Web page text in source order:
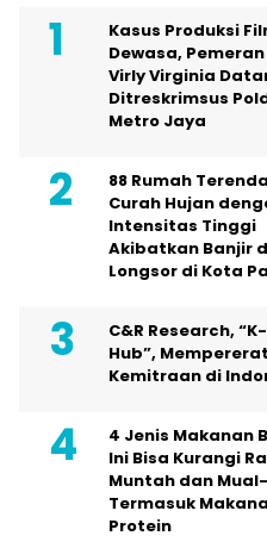
Kasus Produksi
Dewasa,
Virly Virginia
Ditreskrimsus
Metro Jaya
88 Rumah
Curah Hujan
Intensitas Tinggi
Akibatkan Banjir
Longsor di Kota
C&R Research,
Hub”, Mempererat
Kemitraan di
4 Jenis Makanan
Ini Bisa Kurangi
Muntah dan
Termasuk
Protein